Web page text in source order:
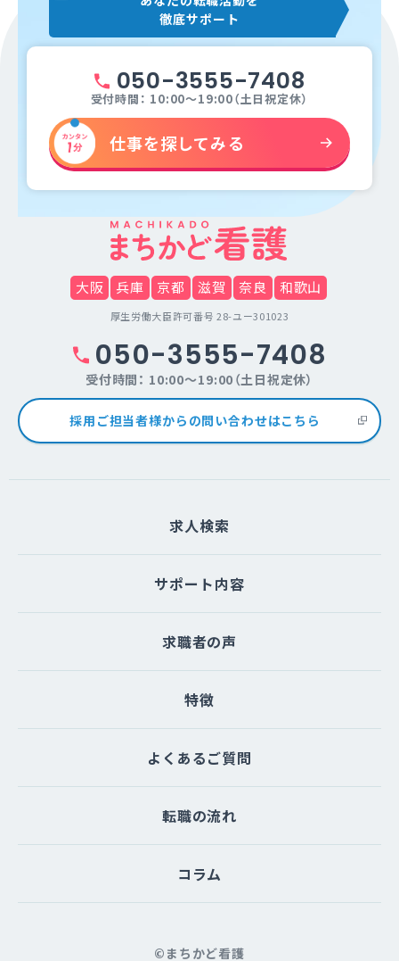
徹底サポート
050-3555-7408
受付時間： 10:00～19:00（土日祝定休）
仕事を探してみる
大阪 兵庫 京都 滋賀 奈良 和歌山
厚生労働大臣許可番号 28-ユー301023
050-3555-7408
受付時間： 10:00～19:00（土日祝定休）
採用ご担当者様からの問い合わせはこちら
求人検索
サポート内容
求職者の声
特徴
よくあるご質問
転職の流れ
コラム
©まちかど看護